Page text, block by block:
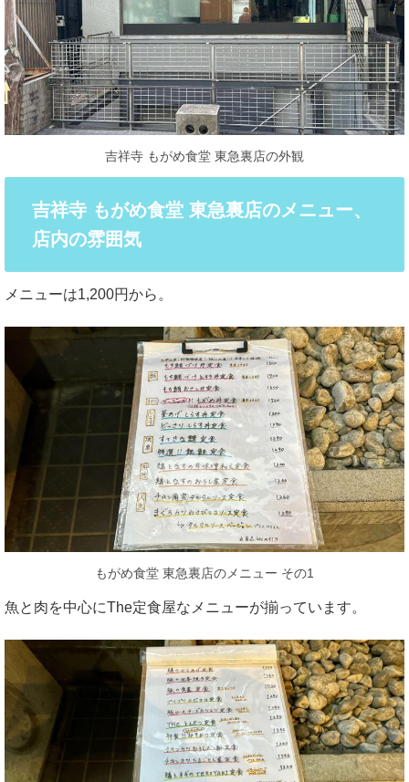
吉祥寺 もがめ食堂 東急裏店の外観
吉祥寺 もがめ食堂 東急裏店のメニュー、
店内の雰囲気
メニューは1,200円から。
もがめ食堂 東急裏店のメニュー その1
魚と肉を中心にThe定食屋なメニューが揃っています。